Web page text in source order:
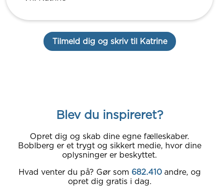
Tilmeld dig og skriv til Katrine
Blev du inspireret?
Opret dig og skab dine egne fælleskaber.
Boblberg er et trygt og sikkert medie, hvor dine
oplysninger er beskyttet.
Hvad venter du på? Gør som 682.410 andre, og
opret dig gratis i dag.